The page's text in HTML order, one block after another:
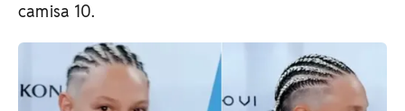
camisa 10.